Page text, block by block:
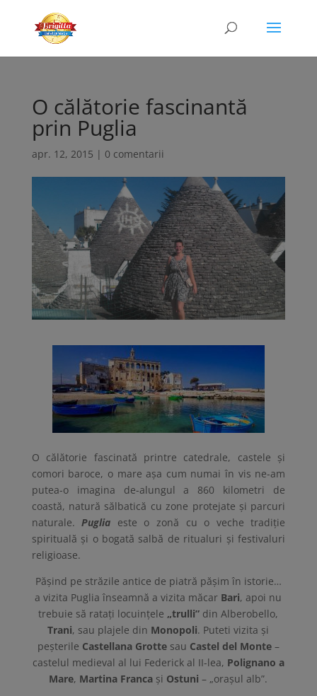
O călătorie fascinantă
prin Puglia
apr. 12, 2015 | 0 comentarii
O călătorie fascinată printre catedrale, castele și
comori baroce, o mare așa cum numai în vis ne-am
putea-o imagina de-alungul a 860 kilometri de
coastă, natură sălbatică cu zone protejate și parcuri
naturale.Puglia este o zonă cu o veche tradiție
spirituală și o bogată salbă de ritualuri și festivaluri
religioase.
Pășind pe străzile antice de piatră pășim în istorie…
a vizita Puglia înseamnă a vizita măcar Bari, apoi nu
trebuie să ratați locuințele „trulli” din Alberobello,
Trani, sau plajele din Monopoli. Puteti vizita și
peșterile Castellana Grottesau Castel del Monte–
castelul medieval al lui Federick al II-lea, Polignano a
Mare, Martina Franca și Ostuni – „orașul alb”.